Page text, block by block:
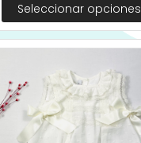
Seleccionar opciones